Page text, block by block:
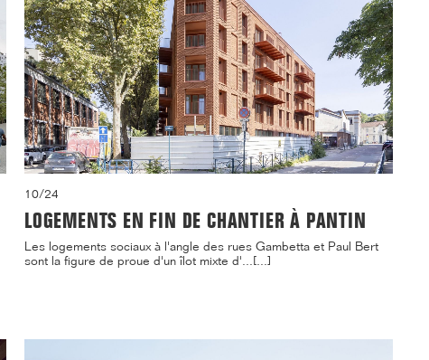
10/24
LOGEMENTS EN FIN DE CHANTIER À PANTIN
Les logements sociaux à l'angle des rues Gambetta et Paul Bert
sont la figure de proue d'un îlot mixte d'...[...]